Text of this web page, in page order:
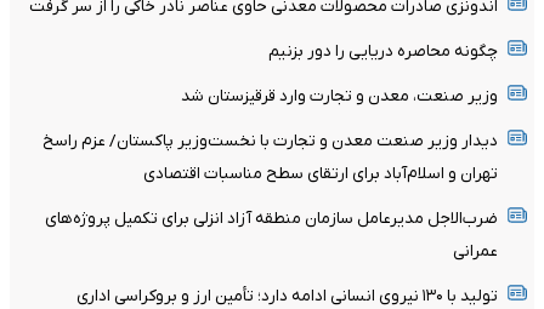
اندونزی صادرات محصولات معدنی حاوی عناصر نادر خاکی را از سر گرفت
چگونه محاصره دریایی را دور بزنیم
وزیر صنعت، معدن و تجارت وارد قرقیزستان شد
دیدار وزیر صنعت معدن و تجارت با نخست‌وزیر پاکستان/ عزم راسخ
تهران و اسلام‌آباد برای ارتقای سطح مناسبات اقتصادی
ضرب‌الاجل مدیرعامل سازمان منطقه آزاد انزلی برای تکمیل پروژه‌های
عمرانی
تولید با ۱۳۰ نیروی انسانی ادامه دارد؛ تأمین ارز و بروکراسی اداری